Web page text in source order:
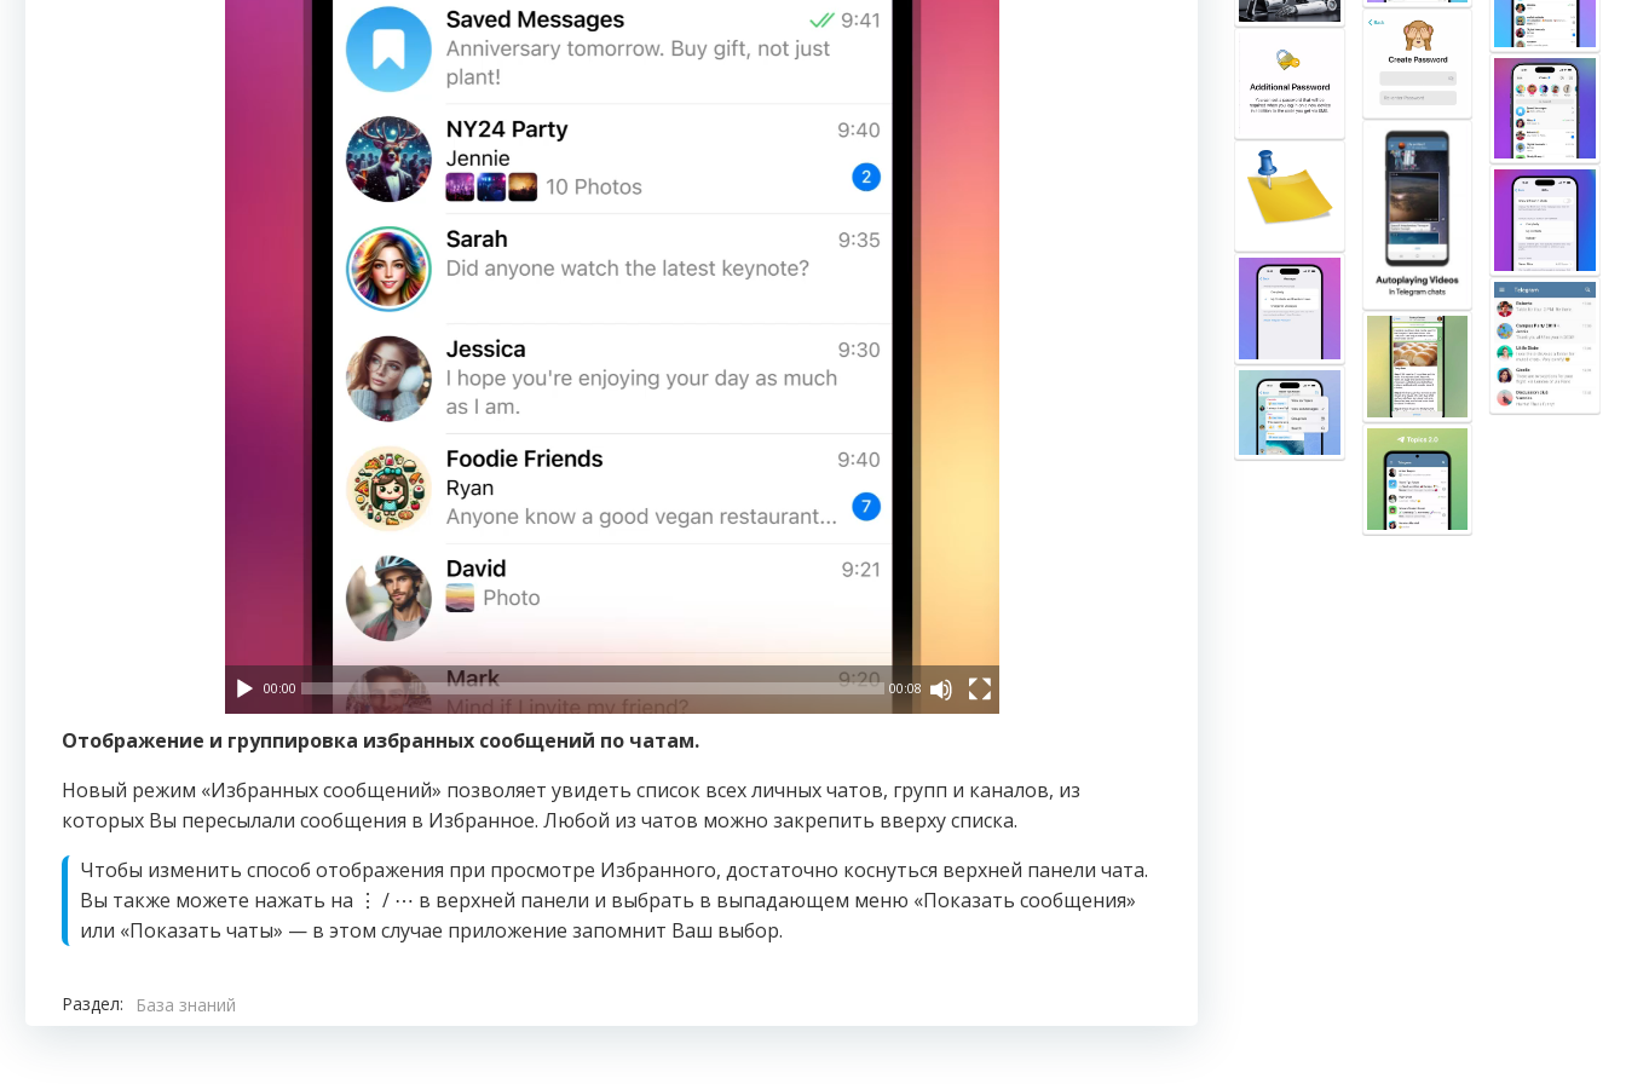
00:00 00:08
Отображение и группировка избранных сообщений по чатам.
Новый режим «Избранных сообщений» позволяет увидеть список всех личных чатов, групп и каналов, из
которых Вы пересылали сообщения в Избранное. Любой из чатов можно закрепить вверху списка.
Чтобы изменить способ отображения при просмотре Избранного, достаточно коснуться верхней панели чата.
Вы также можете нажать на ⋮ / ⋯ в верхней панели и выбрать в выпадающем меню «Показать сообщения»
или «Показать чаты» — в этом случае приложение запомнит Ваш выбор.
Раздел: База знаний